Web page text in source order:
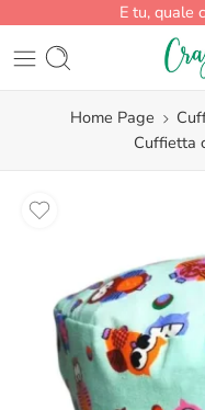
E tu, quale
Home Page
Cuffietta